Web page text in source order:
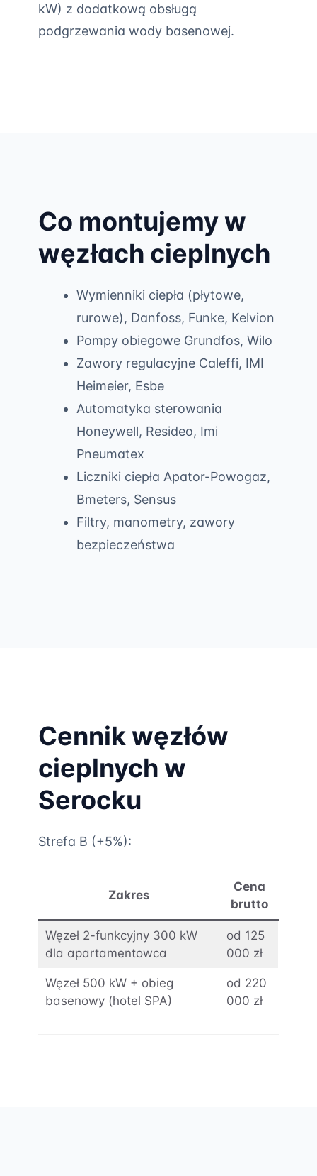
kW) z dodatkową obsługą
podgrzewania wody basenowej.
Co montujemy w
węzłach cieplnych
Wymienniki ciepła (płytowe,
rurowe), Danfoss, Funke, Kelvion
Pompy obiegowe Grundfos, Wilo
Zawory regulacyjne Caleffi, IMI
Heimeier, Esbe
Automatyka sterowania
Honeywell, Resideo, Imi
Pneumatex
Liczniki ciepła Apator-Powogaz,
Bmeters, Sensus
Filtry, manometry, zawory
bezpieczeństwa
Cennik węzłów
cieplnych w
Serocku
Strefa B (+5%):
Zakres
Cena
brutto
Węzeł 2-funkcyjny 300 kW
dla apartamentowca
od 125
000 zł
Węzeł 500 kW + obieg
basenowy (hotel SPA)
od 220
000 zł